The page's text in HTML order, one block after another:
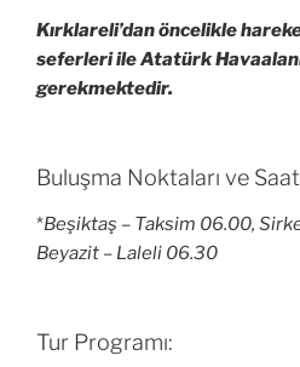
Kırklareli’dan öncelikle
seferleri ile Atatürk
gerekmektedir.
Buluşma Noktaları ve
*Beşiktaş – Taksim 06.00,
Beyazit – Laleli 06.30
Tur Programı: